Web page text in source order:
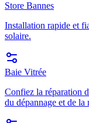
Store Bannes
Installation rapide et
solaire.
Baie Vitrée
Confiez la réparation
du dépannage et de la